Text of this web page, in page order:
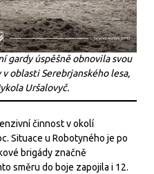
gardy úspěšně obnovila svou
oblasti Serebrjanského lesa,
Uršalovyč.
činnost v okolí
Situace u Robotyného je po
brigády značně
směru do boje zapojila i 12.